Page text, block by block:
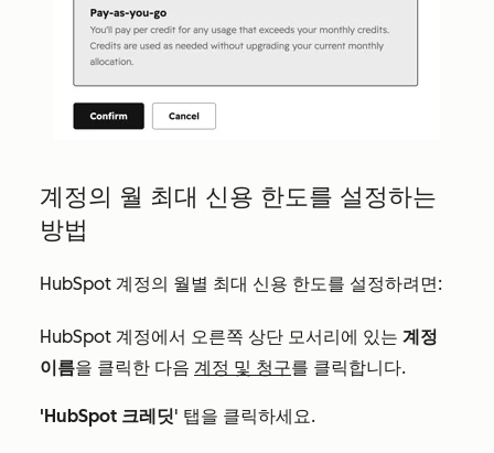
계정의 월 최대 신용 한도를 설정하는
방법
HubSpot 계정의 월별 최대 신용 한도를 설정하려면:
HubSpot 계정에서 오른쪽 상단 모서리에 있는 계정
이름을 클릭한 다음 계정 및 청구를 클릭합니다.
'HubSpot 크레딧' 탭을 클릭하세요.